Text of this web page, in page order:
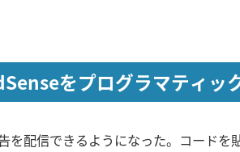
をプログラマティッ
を配信できるようになった。コードを